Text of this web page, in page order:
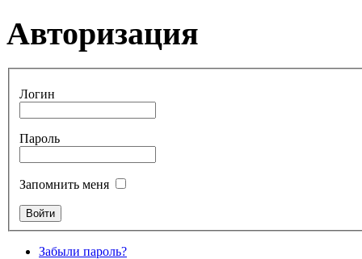
Авторизация
Логин
Пароль
Запомнить меня
Забыли пароль?